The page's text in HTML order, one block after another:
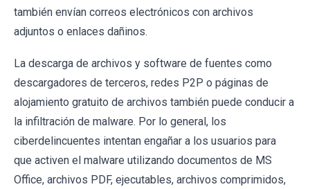
también envían correos electrónicos con archivos
adjuntos o enlaces dañinos.
La descarga de archivos y software de fuentes como
descargadores de terceros, redes P2P o páginas de
alojamiento gratuito de archivos también puede conducir a
la infiltración de malware. Por lo general, los
ciberdelincuentes intentan engañar a los usuarios para
que activen el malware utilizando documentos de MS
Office, archivos PDF, ejecutables, archivos comprimidos,